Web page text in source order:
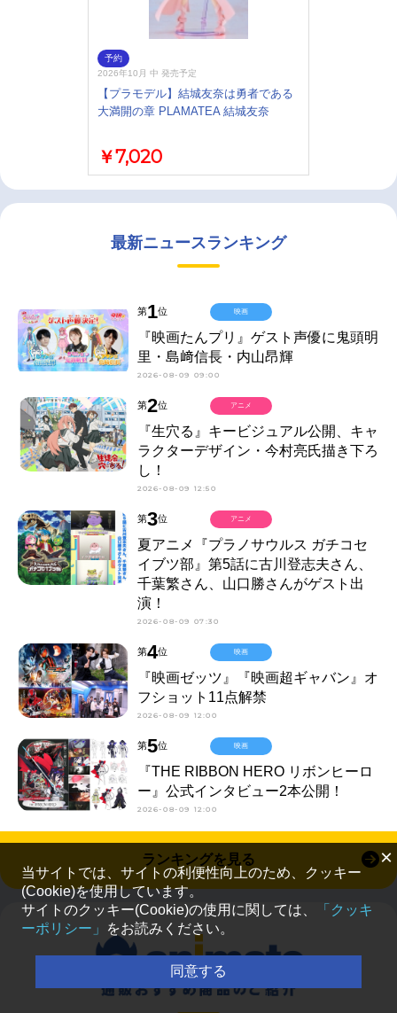
予約
2026年10月 中 発売予定
【プラモデル】結城友奈は勇者である
大満開の章 PLAMATEA 結城友奈
￥7,020
最新ニュースランキング
第1位
『映画たんプリ』ゲスト声優に鬼頭明
里・島﨑信長・内山昂輝
2026-08-09 09:00
映画
第2位
『生穴る』キービジュアル公開、キャ
ラクターデザイン・今村亮氏描き下ろ
し！
2026-08-09 12:50
アニメ
第3位
夏アニメ『プラノサウルス ガチコセ
イブツ部』第5話に古川登志夫さん、
千葉繁さん、山口勝さんがゲスト出
演！
2026-08-09 07:30
アニメ
第4位
『映画ゼッツ』『映画超ギャバン』オ
フショット11点解禁
2026-08-09 12:00
映画
第5位
『THE RIBBON HERO リボンヒーロ
ー』公式インタビュー2本公開！
2026-08-09 12:00
映画
ランキングを見る ×
当サイトでは、サイトの利便性向上のため、クッキー
(Cookie)を使用しています。
サイトのクッキー(Cookie)の使用に関しては、
「クッキ
ーポリシー」
をお読みください。
同意する